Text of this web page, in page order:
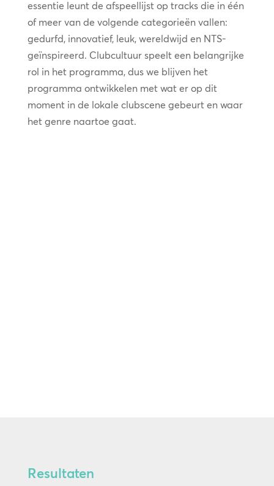
essentie leunt de afspeellijst op tracks die in één
of meer van de volgende categorieën vallen:
gedurfd, innovatief, leuk, wereldwijd en NTS-
geïnspireerd. Clubcultuur speelt een belangrijke
rol in het programma, dus we blijven het
programma ontwikkelen met wat er op dit
moment in de lokale clubscene gebeurt en waar
het genre naartoe gaat.
Resultaten